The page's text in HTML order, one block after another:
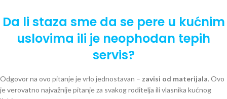
Da li staza sme da se pere u kućnim
uslovima ili je neophodan tepih
servis?
Odgovor na ovo pitanje je vrlo jednostavan – zavisi od materijala. Ovo
je verovatno najvažnije pitanje za svakog roditelja ili vlasnika kućnog